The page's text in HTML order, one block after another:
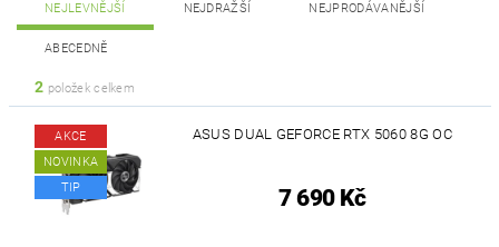
NEJLEVNĚJŠÍ NEJDRAŽŠÍ NEJPRODÁVANĚJŠÍ
ABECEDNĚ
2 položek celkem
AKCE
NOVINKA
TIP
ASUS DUAL GEFORCE RTX 5060 8G OC
7 690 Kč